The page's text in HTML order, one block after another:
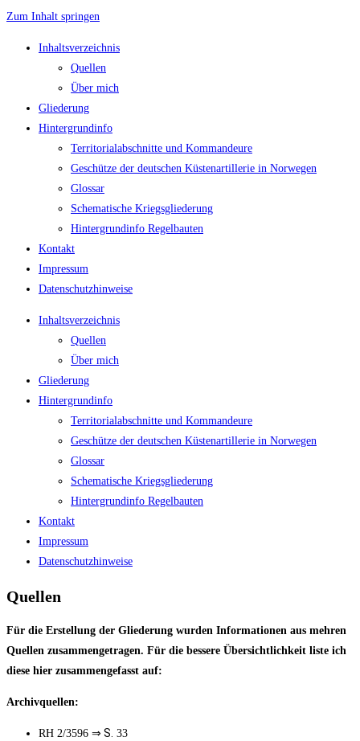
Zum Inhalt springen
Inhaltsverzeichnis
Quellen
Über mich
Gliederung
Hintergrundinfo
Territorialabschnitte und Kommandeure
Geschütze der deutschen Küstenartillerie in Norwegen
Glossar
Schematische Kriegsgliederung
Hintergrundinfo Regelbauten
Kontakt
Impressum
Datenschutzhinweise
Inhaltsverzeichnis
Quellen
Über mich
Gliederung
Hintergrundinfo
Territorialabschnitte und Kommandeure
Geschütze der deutschen Küstenartillerie in Norwegen
Glossar
Schematische Kriegsgliederung
Hintergrundinfo Regelbauten
Kontakt
Impressum
Datenschutzhinweise
Quellen
Für die Erstellung der Gliederung wurden Informationen aus mehren
Quellen zusammengetragen. Für die bessere Übersichtlichkeit liste ich
diese hier zusammengefasst auf:
Archivquellen:
RH 2/3596 ⇒ S. 33